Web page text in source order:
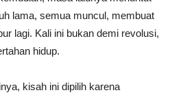
lama, semua muncul, membuat
lagi. Kali ini bukan demi revolusi,
hidup.
kisah ini dipilih karena